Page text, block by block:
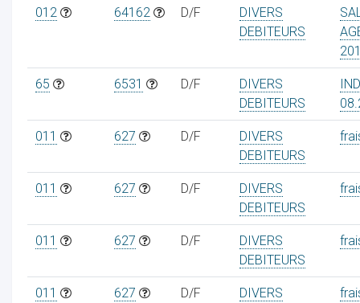
012 64162 D/F
DIVERS
DEBITEURS
65 6531 D/F
DIVERS
DEBITEURS
011 627 D/F
DIVERS
DEBITEURS
011 627 D/F
DIVERS
DEBITEURS
011 627 D/F
DIVERS
DEBITEURS
011 627 D/F
DIVERS